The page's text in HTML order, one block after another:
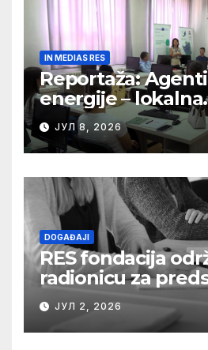
IN MEDIAS RES
Reportaža:
energije – lokalna
energetska
(Rec Media)
ЈУЛ 8, 2026
DOGAĐAJI
RES fondacija
radionicu za
medija o
složenih
projekata
ЈУЛ 2, 2026